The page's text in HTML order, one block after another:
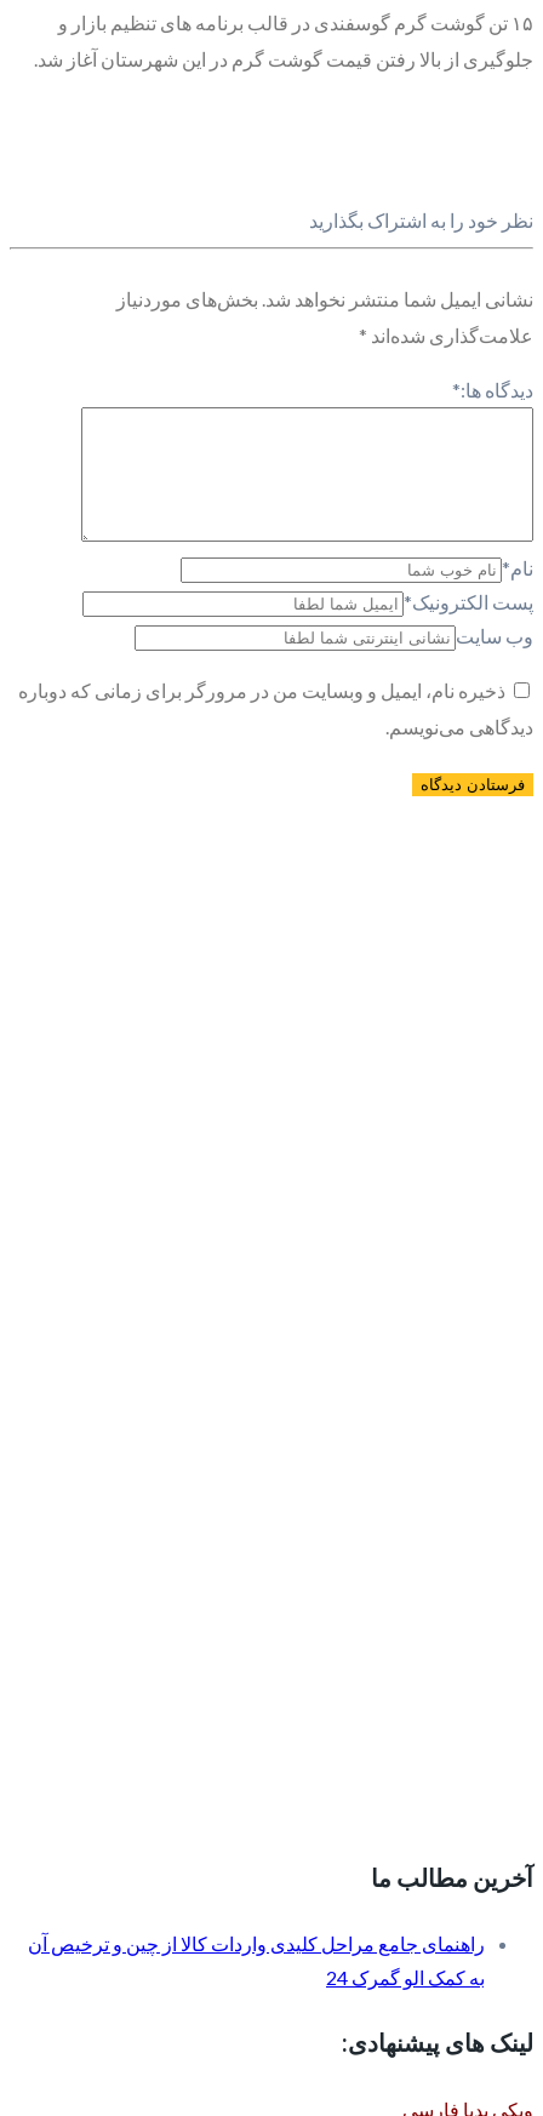
۱۵ تن گوشت گرم گوسفندی در قالب برنامه های تنظیم بازار و
جلوگیری از بالا رفتن قیمت گوشت گرم در این شهرستان آغاز شد.
نظر خود را به اشتراک بگذارید
نشانی ایمیل شما منتشر نخواهد شد. بخش‌های موردنیاز
علامت‌گذاری شده‌اند *
دیدگاه ها:*
نام*
پست الکترونیک*
وب سایت
ذخیره نام، ایمیل و وبسایت من در مرورگر برای زمانی که دوباره
دیدگاهی می‌نویسم.
آخرین مطالب ما
راهنمای جامع مراحل کلیدی واردات کالا از چین و ترخیص آن
به کمک الو گمرک 24
لینک های پیشنهادی:
ویکی پدیا فارسی